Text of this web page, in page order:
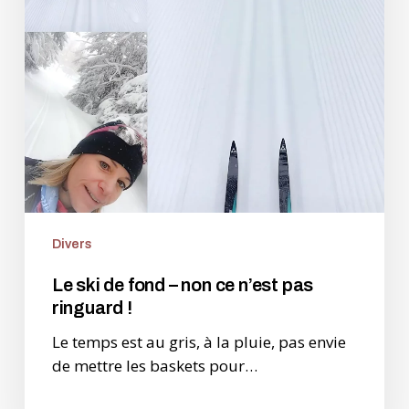
n’est
pas
ringuard
Divers
Le ski de fond – non ce n’est pas
ringuard !
Le temps est au gris, à la pluie, pas envie
de mettre les baskets pour…